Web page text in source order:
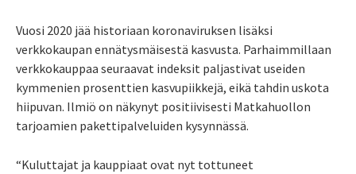
Vuosi 2020 jää historiaan koronaviruksen lisäksi
verkkokaupan ennätysmäisestä kasvusta. Parhaimmillaan
verkkokauppaa seuraavat indeksit paljastivat useiden
kymmenien prosenttien kasvupiikkejä, eikä tahdin uskota
hiipuvan. Ilmiö on näkynyt positiivisesti Matkahuollon
tarjoamien pakettipalveluiden kysynnässä.
“Kuluttajat ja kauppiaat ovat nyt tottuneet